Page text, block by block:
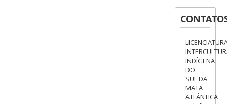
INDÍGENA
DO
SUL DA
MATA
ATLÂNTICA